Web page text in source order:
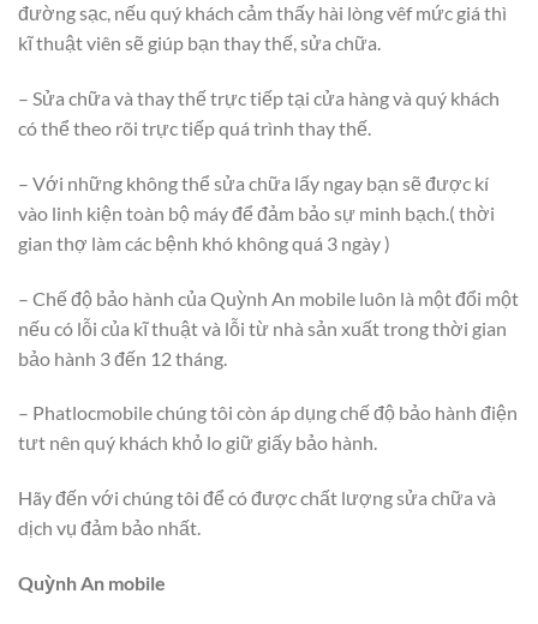
đường sạc, nếu quý khách cảm thấy hài lòng vêf mức giá thì
kĩ thuật viên sẽ giúp bạn thay thế, sửa chữa.
– Sửa chữa và thay thế trực tiếp tại cửa hàng và quý khách
có thể theo rõi trực tiếp quá trình thay thế.
– Với những không thể sửa chữa lấy ngay bạn sẽ được kí
vào linh kiện toàn bộ máy để đảm bảo sự minh bạch.( thời
gian thợ làm các bệnh khó không quá 3 ngày )
– Chế độ bảo hành của Quỳnh An mobile luôn là một đổi một
nếu có lỗi của kĩ thuật và lỗi từ nhà sản xuất trong thời gian
bảo hành 3 đến 12 tháng.
– Phatlocmobile chúng tôi còn áp dụng chế độ bảo hành điện
tưt nên quý khách khỏ lo giữ giấy bảo hành.
Hãy đến với chúng tôi để có được chất lượng sửa chữa và
dịch vụ đảm bảo nhất.
Quỳnh An mobile